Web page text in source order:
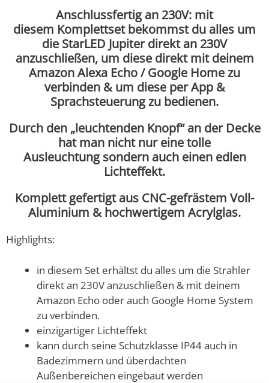
Anschlussfertig an 230V: mit
diesem Komplettset bekommst du alles um
die StarLED Jupiter direkt an 230V
anzuschließen, um diese direkt mit deinem
Amazon Alexa Echo / Google Home zu
verbinden & um diese per App &
Sprachsteuerung zu bedienen.
Durch den „leuchtenden Knopf“ an der Decke
hat man nicht nur eine tolle
Ausleuchtung sondern auch einen edlen
Lichteffekt.
Komplett gefertigt aus CNC-gefrästem Voll-
Aluminium & hochwertigem Acrylglas.
Highlights:
in diesem Set erhältst du alles um die Strahler
direkt an 230V anzuschließen & mit deinem
Amazon Echo oder auch Google Home System
zu verbinden.
einzigartiger Lichteffekt
kann durch seine Schutzklasse IP44 auch in
Badezimmern und überdachten
Außenbereichen eingebaut werden